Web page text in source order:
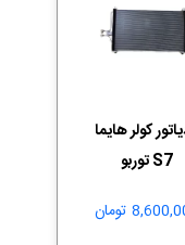
کولر هایما
S7 توربو
تومان